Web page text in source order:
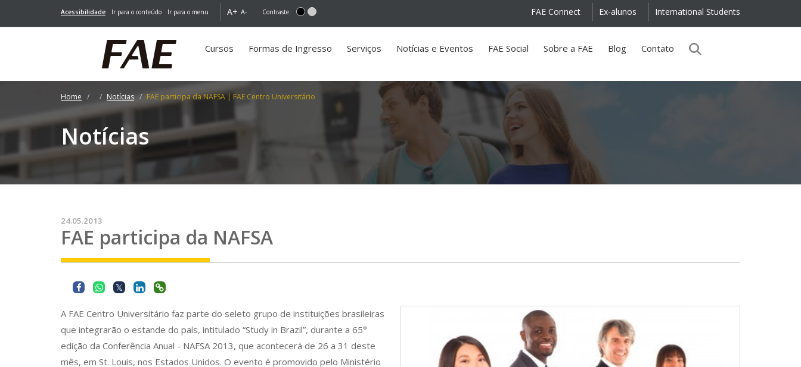
Acessibilidade Ir para o conteúdo Ir para o menu A+ A- Contraste International Students
Ex-alunos
FAE Connect
Cursos Formas de Ingresso Serviços Notícias e Eventos FAE Social Sobre a FAE Blog Contato
Home Notícias FAE participa da NAFSA | FAE Centro Universitário
Notícias
24.05.2013
FAE participa da NAFSA
A FAE Centro Universitário faz parte do seleto grupo de instituições brasileiras
que integrarão o estande do país, intitulado “Study in Brazil”, durante a 65°
edição da Conferência Anual - NAFSA 2013, que acontecerá de 26 a 31 deste
mês, em St. Louis, nos Estados Unidos. O evento é promovido pelo Ministério